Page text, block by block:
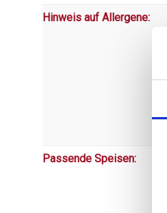
Hinweis auf Allergene:
Passende Speisen: